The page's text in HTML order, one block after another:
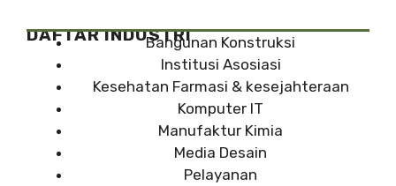
DAFTAR INDUSTRIBangunan Konstruksi
Institusi Asosiasi
Kesehatan Farmasi & kesejahteraan
Komputer IT
Manufaktur Kimia
Media Desain
Pelayanan